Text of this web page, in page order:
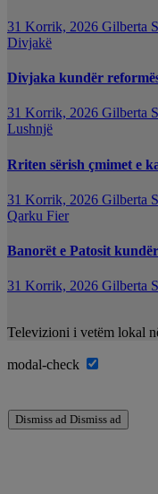
31 Korrik, 2026 Gilberta
Divjakë
Divjaka kundër
31 Korrik, 2026 Gilberta
Lushnjë
Rriten sërish çmimet e
31 Korrik, 2026 Gilberta
Qarku Fier
Banorët e Patosit
31 Korrik, 2026 Gilberta
Televizioni i vetëm lokal
modal-check
Dismiss ad Dismiss ad